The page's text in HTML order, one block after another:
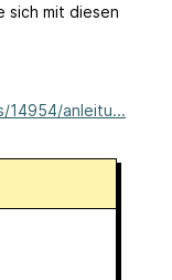
sich mit diesen
14954/anleitu...